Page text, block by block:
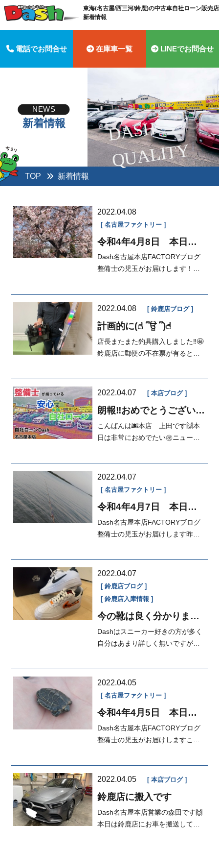
東海(名古屋/西三河/鈴鹿)の中古車自社ローン販売
新着情報
電話でお問合せ 在庫車一覧 LINEでお問合せ
D
A
S
H
Q
U
A
LI
T
Y
NEWS
新着情報
TOP 新着情報
2022.04.08
名古屋ファクトリー
令和4年4月8日 本日の
FACTORY
Dash名古屋本店FACTORYブログ
整備士の児玉がお届けします！お
2022.04.08 鈴鹿店ブログ
計画的に(☝︎ ՞ਊ ՞)☝︎
店長またまた釣具購入しました‼️🤩
鈴鹿店に郵便の不在票が有るとだ
2022.04.07 本店ブログ
朗報‼︎おめでとうございま
こんばんは🌆本店 上田です🙌本
日は非常におめでたい㊗️ニュース
2022.04.07
名古屋ファクトリー
令和4年4月7日 本日の
Dash名古屋本店FACTORYブログ
整備士の児玉がお届けします昨日
2022.04.07
鈴鹿店ブログ
鈴鹿店入庫情報
今の靴は良く分かりませ
Dashはスニーカー好きの方が多く
自分はあまり詳しく無いですが友
2022.04.05
名古屋ファクトリー
令和4年4月5日 本日の
Dash名古屋本店FACTORYブログ
整備士の児玉がお届けしますこの
2022.04.05 本店ブログ
鈴鹿店に搬入です
Dash名古屋本店営業の森田です🙌
本日は鈴鹿店にお車を搬送してき